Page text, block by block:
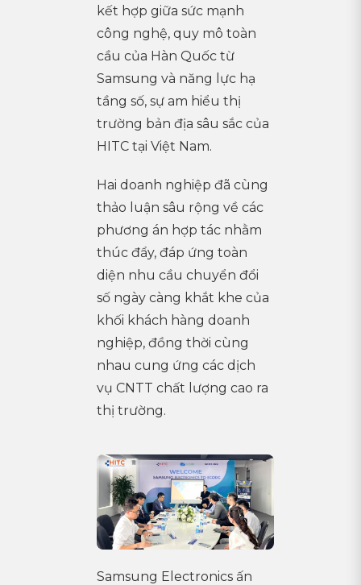
kết hợp giữa sức mạnh
công nghệ, quy mô toàn
cầu của Hàn Quốc từ
Samsung và năng lực hạ
tầng số, sự am hiểu thị
trường bản địa sâu sắc của
HITC tại Việt Nam.
Hai doanh nghiệp đã cùng
thảo luận sâu rộng về các
phương án hợp tác nhằm
thúc đẩy, đáp ứng toàn
diện nhu cầu chuyển đổi
số ngày càng khắt khe của
khối khách hàng doanh
nghiệp, đồng thời cùng
nhau cung ứng các dịch
vụ CNTT chất lượng cao ra
thị trường.
Samsung Electronics ấn